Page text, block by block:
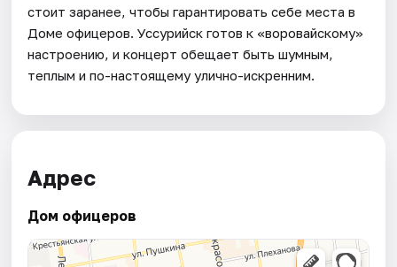
стоит заранее, чтобы гарантировать себе места в
Доме офицеров. Уссурийск готов к «воровайскому»
настроению, и концерт обещает быть шумным,
теплым и по-настоящему улично-искренним.
Адрес
Дом офицеров